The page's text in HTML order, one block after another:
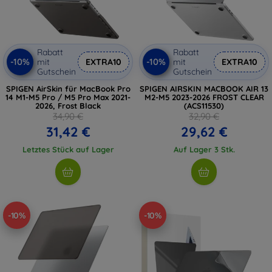
-10%
Rabatt
mit
Gutschein
EXTRA10
SPIGEN AirSkin für MacBook Pro
14 M1-M5 Pro / M5 Pro Max 2021-
2026, Frost Black
34,90 €
31,42 €
Letztes Stück auf Lager
-10%
Rabatt
mit
Gutschein
EXTRA10
SPIGEN AIRSKIN MACBOOK AIR 13
M2-M5 2023-2026 FROST CLEAR
(ACS11530)
32,90 €
29,62 €
Auf Lager 3 Stk.
-10% -10%